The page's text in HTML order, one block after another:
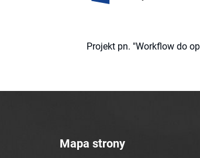
Projekt pn. "Workflow do
Mapa strony